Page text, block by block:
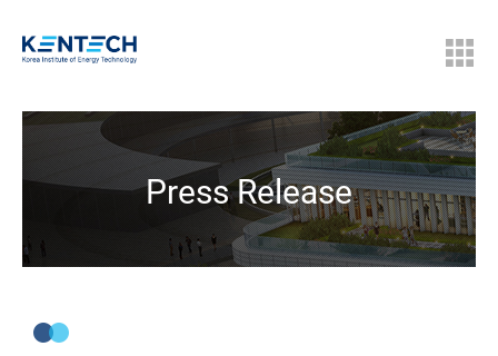
Press Release